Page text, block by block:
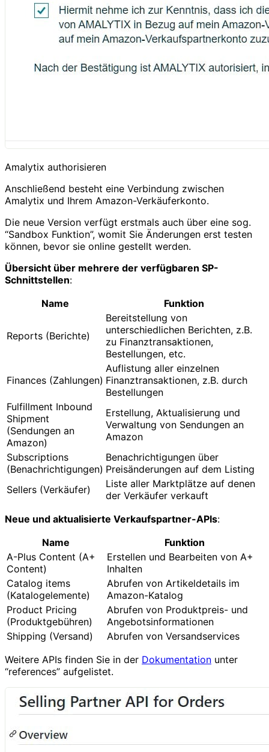
Amalytix authorisieren
Anschließend besteht eine Verbindung zwischen
Amalytix und Ihrem Amazon-Verkäuferkonto.
Die neue Version verfügt erstmals auch über eine sog.
“Sandbox Funktion”, womit Sie Änderungen erst testen
können, bevor sie online gestellt werden.
Übersicht über mehrere der verfügbaren SP-
Schnittstellen:
Name
Funktion
Reports (Berichte)
Bereitstellung von
unterschiedlichen Berichten, z.B.
zu Finanztransaktionen,
Bestellungen, etc.
Finances (Zahlungen)
Auflistung aller einzelnen
Finanztransaktionen, z.B. durch
Bestellungen
Fulfillment Inbound
Shipment
(Sendungen an
Amazon)
Erstellung, Aktualisierung und
Verwaltung von Sendungen an
Amazon
Subscriptions
(Benachrichtigungen)
Benachrichtigungen über
Preisänderungen auf dem Listing
Sellers (Verkäufer)
Liste aller Marktplätze auf denen
der Verkäufer verkauft
Neue und aktualisierte Verkaufspartner-APIs:
Name
Funktion
A-Plus Content (A+
Content)
Erstellen und Bearbeiten von A+
Inhalten
Catalog items
(Katalogelemente)
Abrufen von Artikeldetails im
Amazon-Katalog
Product Pricing
(Produktgebühren)
Abrufen von Produktpreis- und
Angebotsinformationen
Shipping (Versand)
Abrufen von Versandservices
Weitere APIs finden Sie in der Dokumentation unter
“references” aufgelistet.